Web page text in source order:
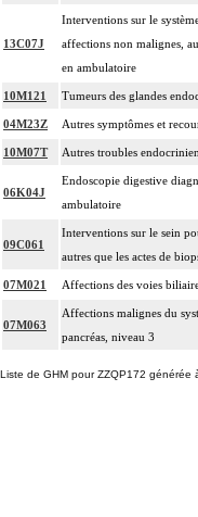
13C07J
Interventions sur le
affections non malignes,
en ambulatoire
10M121 Tumeurs des glandes
04M23Z Autres symptômes et
10M07T Autres troubles
06K04J
Endoscopie digestive
ambulatoire
09C061
Interventions sur le sein
autres que les actes de
07M021 Affections des voies
07M063
Affections malignes du
pancréas, niveau 3
Liste de GHM pour ZZQP172 générée